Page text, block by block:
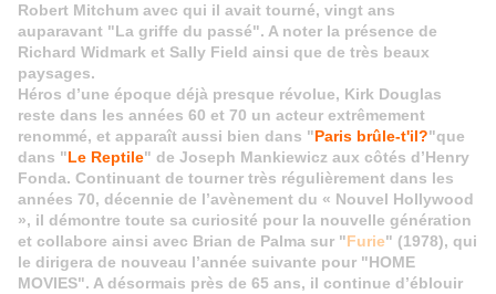
Robert Mitchum avec qui il avait tourné, vingt ans
auparavant "La griffe du passé". A noter la présence de
Richard Widmark et Sally Field ainsi que de très beaux
paysages.
Héros d’une époque déjà presque révolue, Kirk Douglas
reste dans les années 60 et 70 un acteur extrêmement
renommé, et apparaît aussi bien dans "Paris brûle-t'il?"que
dans "Le Reptile" de Joseph Mankiewicz aux côtés d’Henry
Fonda. Continuant de tourner très régulièrement dans les
années 70, décennie de l’avènement du « Nouvel Hollywood
», il démontre toute sa curiosité pour la nouvelle génération
et collabore ainsi avec Brian de Palma sur "Furie" (1978), qui
le dirigera de nouveau l’année suivante pour "HOME
MOVIES". A désormais près de 65 ans, il continue d’éblouir